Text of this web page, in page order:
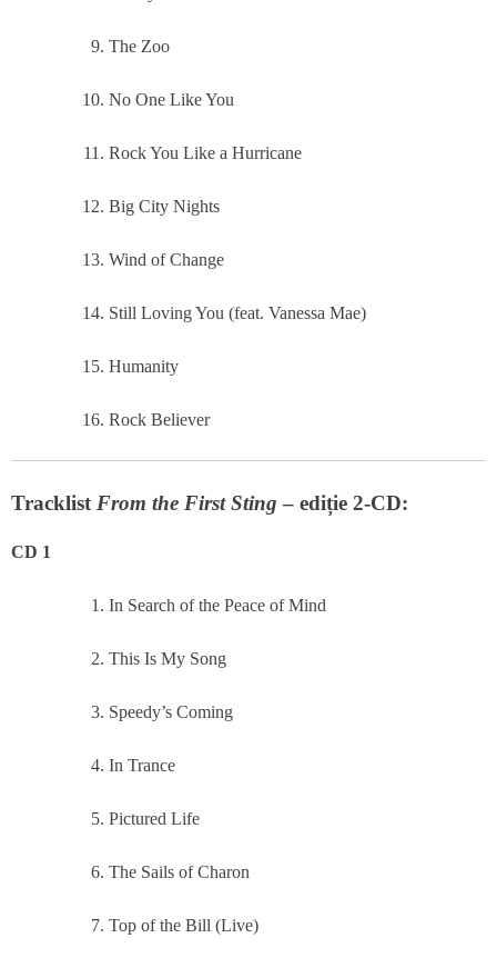
The Zoo
No One Like You
Rock You Like a Hurricane
Big City Nights
Wind of Change
Still Loving You (feat. Vanessa Mae)
Humanity
Rock Believer
Tracklist From the First Sting – ediție 2-CD:
CD 1
In Search of the Peace of Mind
This Is My Song
Speedy’s Coming
In Trance
Pictured Life
The Sails of Charon
Top of the Bill (Live)